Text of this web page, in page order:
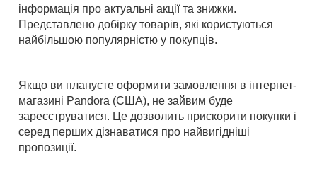
інформація про актуальні акції та знижки.
Представлено добірку товарів, які користуються
найбільшою популярністю у покупців.
Якщо ви плануєте оформити замовлення в інтернет-
магазині Pandora (США), не зайвим буде
зареєструватися. Це дозволить прискорити покупки і
серед перших дізнаватися про найвигідніші
пропозиції.